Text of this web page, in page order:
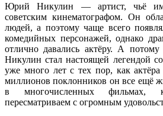
Юрий Никулин — артист, чьё
советским кинематографом. Он
людей, а поэтому чаще всего
комедийных персонажей, однако
отлично давались актёру. А
Никулин стал настоящей легендой
уже много лет с тех пор, как
миллионов поклонников он все ещё
в многочисленных фильмах,
пересматриваем с огромным